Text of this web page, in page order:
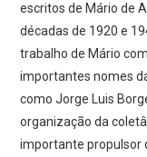
escritos de Mário de
décadas de 1920 e
trabalho de Mário
importantes nomes
como Jorge Luis
organização da
importante propulsor